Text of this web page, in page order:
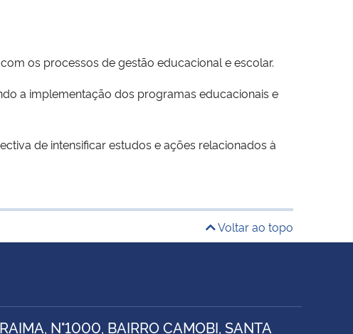
os processos de gestão educacional e escolar.
a implementação dos programas educacionais e
de intensificar estudos e ações relacionados à
Voltar ao topo
N°1000, BAIRRO CAMOBI, SANTA